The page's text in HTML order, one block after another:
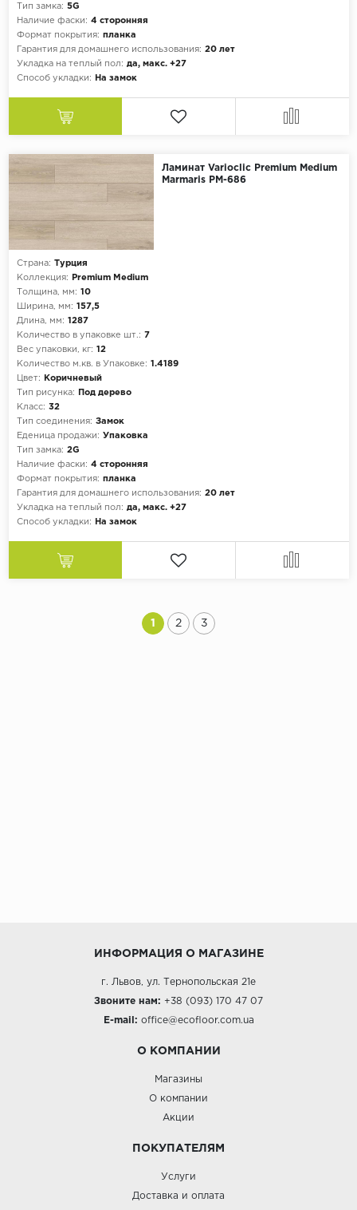
Тип замка: 5G
Наличие фаски: 4 сторонняя
Формат покрытия: планка
Гарантия для домашнего использования: 20 лет
Укладка на теплый пол: да, макс. +27
Способ укладки:
На замок
Ламинат Varioclic Premium Medium
Marmaris PM-686
Страна: Турция
Коллекция:
Premium Medium
Толщина, мм: 10
Ширина, мм: 157,5
Длина, мм: 1287
Количество в упаковке шт.: 7
Вес упаковки, кг: 12
Количество м.кв. в Упаковке: 1.4189
Цвет:
Коричневый
Тип рисунка:
Под дерево
Класс: 32
Тип соединения: Замок
Еденица продажи: Упаковка
Тип замка: 2G
Наличие фаски: 4 сторонняя
Формат покрытия: планка
Гарантия для домашнего использования: 20 лет
Укладка на теплый пол: да, макс. +27
Способ укладки:
На замок
1 2 3
ИНФОРМАЦИЯ О МАГАЗИНЕ
г. Львов, ул. Тернопольская 21е
Звоните нам: +38 (093) 170 47 07
E-mail: office@ecofloor.com.ua
О КОМПАНИИ
Магазины
О компании
Акции
ПОКУПАТЕЛЯМ
Услуги
Доставка и оплата